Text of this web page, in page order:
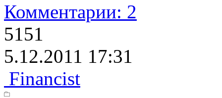
Комментарии: 2
5151
5.12.2011 17:31
Financist